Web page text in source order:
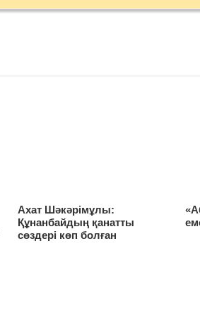
Ахат Шәкәрімұлы:
Құнанбайдың қанатты
сөздері көп болған